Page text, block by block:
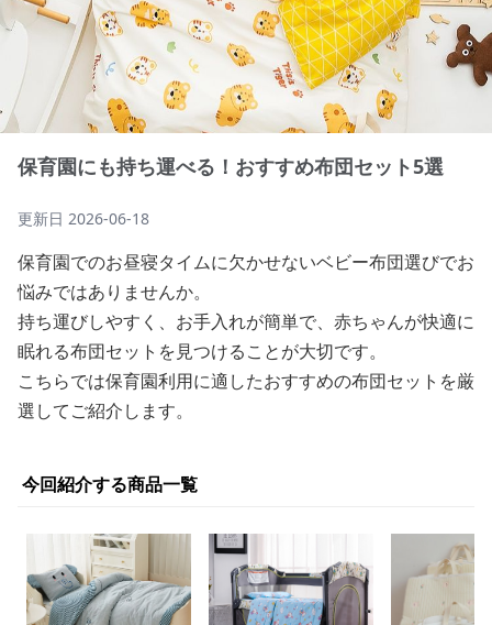
保育園にも持ち運べる！おすすめ布団セット5選
更新日 2026-06-18
保育園でのお昼寝タイムに欠かせないベビー布団選びでお
悩みではありませんか。
持ち運びしやすく、お手入れが簡単で、赤ちゃんが快適に
眠れる布団セットを見つけることが大切です。
こちらでは保育園利用に適したおすすめの布団セットを厳
選してご紹介します。
今回紹介する商品一覧